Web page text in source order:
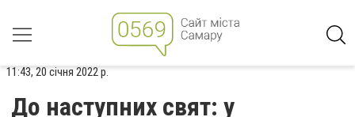
11:43, 20 січня 2022 р.
До наступних свят: у